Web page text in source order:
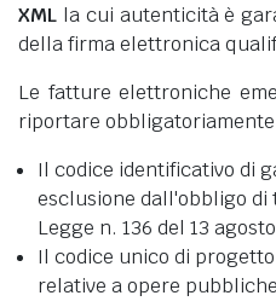
XML la cui autenticità è
della firma elettronica
Le fatture elettroniche
riportare
Il codice identificativo di
esclusione dall'obbligo
Legge n. 136 del 13
Il codice unico di
relative a opere